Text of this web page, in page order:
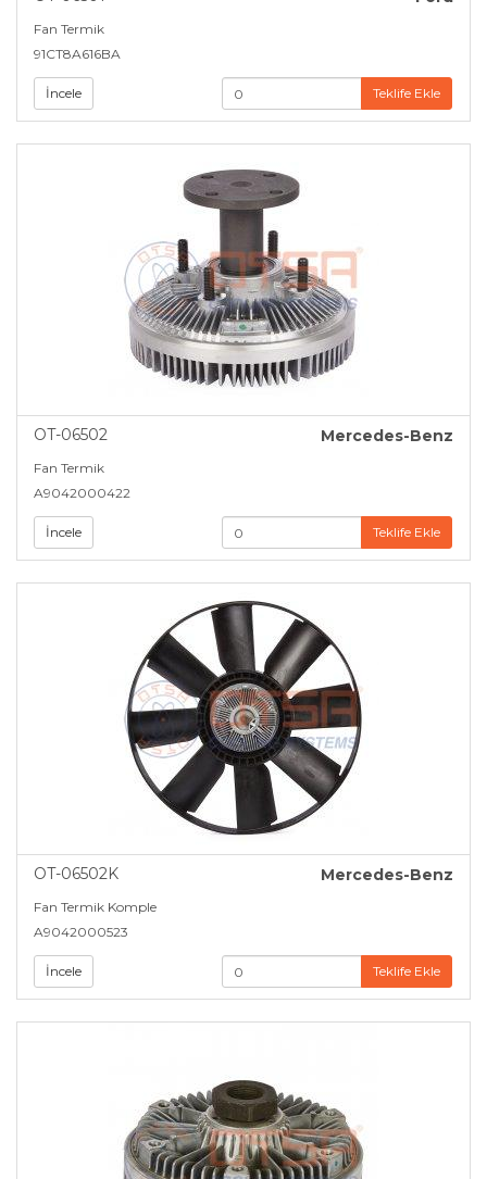
Fan Termik
91CT8A616BA
İncele Teklife Ekle
OT-06502 Mercedes-Benz
Fan Termik
A9042000422
İncele Teklife Ekle
OT-06502K Mercedes-Benz
Fan Termik Komple
A9042000523
İncele Teklife Ekle